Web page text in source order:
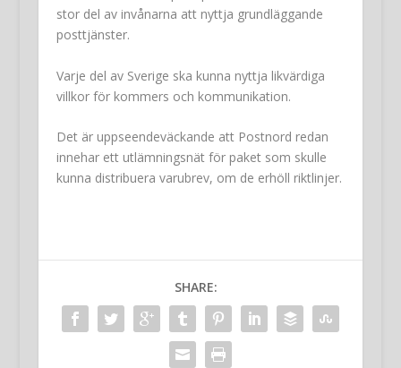
stor del av invånarna att nyttja grundläggande
posttjänster.
Varje del av Sverige ska kunna nyttja likvärdiga
villkor för kommers och kommunikation.
Det är uppseendeväckande att Postnord redan
innehar ett utlämningsnät för paket som skulle
kunna distribuera varubrev, om de erhöll riktlinjer.
SHARE: